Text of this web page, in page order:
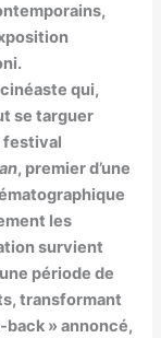
qui,
se targuer
festival
, premier d’une
les
survient
période de
transformant
» annoncé,